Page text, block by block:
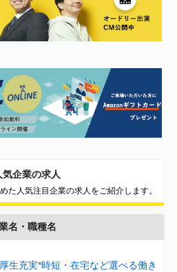
企業の求人
た人気注目企業の求人をご紹介します。
名・職種名
生充実*時短・在宅など選べる働き